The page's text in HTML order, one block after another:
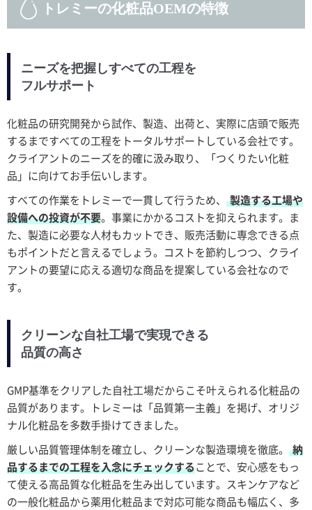
トレミーの化粧品OEMの特徴
ニーズを把握しすべての工程を
フルサポート
化粧品の研究開発から試作、製造、出荷と、実際に店頭で販売
するまですべての工程をトータルサポートしている会社です。
クライアントのニーズを的確に汲み取り、「つくりたい化粧
品」に向けてお手伝いします。
すべての作業をトレミーで一貫して行うため、
製造する工場や
設備への投資が不要。事業にかかるコストを抑えられます。ま
た、製造に必要な人材もカットでき、販売活動に専念できる点
もポイントだと言えるでしょう。コストを節約しつつ、クライ
アントの要望に応える適切な商品を提案している会社なので
す。
クリーンな自社工場で実現できる
品質の高さ
GMP基準をクリアした自社工場だからこそ叶えられる化粧品の
品質があります。トレミーは「品質第一主義」を掲げ、オリジ
ナル化粧品を多数手掛けてきました。
厳しい品質管理体制を確立し、クリーンな製造環境を徹底。
納
品するまでの工程を入念にチェックすることで、安心感をもっ
て使える高品質な化粧品を生み出しています。スキンケアなど
の一般化粧品から薬用化粧品まで対応可能な商品も幅広く、多